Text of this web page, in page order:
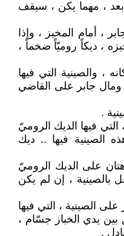
، مهما يكن ، سيقف
، أمام المخبز ، وإذا
، ديكاً روميّاً ضخماً ،
، والصينية التي فيها
ومال جابر على القاضي
.
فيها الديك الروميّ
الصينية فيها .. ديك
على الديك الروميّ
بالصينية ، إن لم يكن
الصينية ، التي فيها
يدي الخباز جسّام ،
.